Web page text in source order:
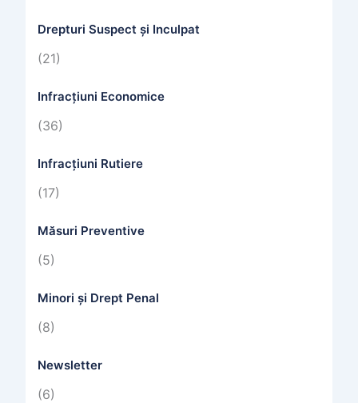
Drepturi Suspect și Inculpat
(21)
Infracțiuni Economice
(36)
Infracțiuni Rutiere
(17)
Măsuri Preventive
(5)
Minori și Drept Penal
(8)
Newsletter
(6)